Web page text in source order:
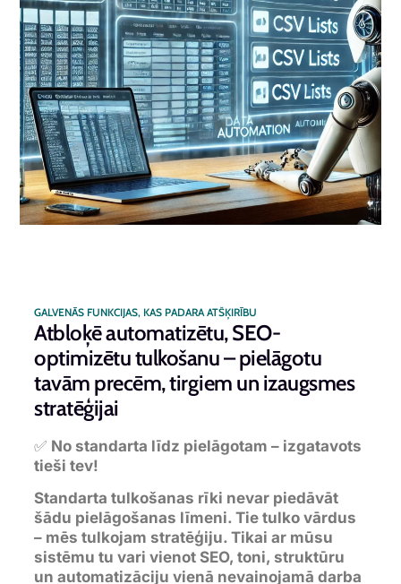
GALVENĀS FUNKCIJAS, KAS PADARA ATŠĶIRĪBU
Atbloķē automatizētu, SEO-
optimizētu tulkošanu – pielāgotu
tavām precēm, tirgiem un izaugsmes
stratēģijai
✅ No standarta līdz pielāgotam – izgatavots
tieši tev!
Standarta tulkošanas rīki nevar piedāvāt
šādu pielāgošanas līmeni. Tie tulko vārdus
– mēs tulkojam stratēģiju. Tikai ar mūsu
sistēmu tu vari vienot SEO, toni, struktūru
un automatizāciju vienā nevainojamā darba